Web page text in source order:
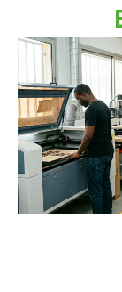
Étudiants
Innovateurs